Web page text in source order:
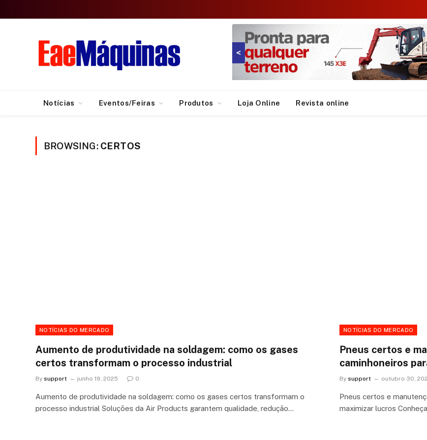
<
Notícias Eventos/Feiras Produtos Loja Online Revista online
BROWSING: CERTOS
NOTÍCIAS DO MERCADO
Aumento de produtividade na soldagem: como os gases
certos transformam o processo industrial
By support junho 19, 2025 0
Aumento de produtividade na soldagem: como os gases certos transformam o
processo industrial Soluções da Air Products garantem qualidade, redução…
NOTÍCIAS DO MERCADO
Pneus certos e
caminhoneiros
By support outubro 30,
Pneus certos e
maximizar lucros